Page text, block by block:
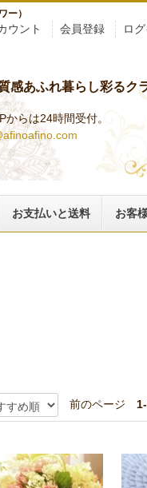
ー）
ウント 会員登録 ロ
感あふれ暮らし彩るク
らは24時間受付。
お支払いと送料 お客
前のページ